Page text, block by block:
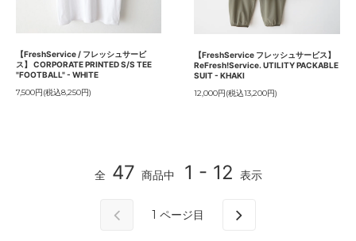
【FreshService / フレッシュサービ
ス】 CORPORATE PRINTED S/S TEE
"FOOTBALL" - WHITE
7,500円(税込8,250円)
【FreshService フレッシュサービス】
ReFresh!Service. UTILITY PACKABLE
SUIT - KHAKI
12,000円(税込13,200円)
全 47 商品中 1 - 12 表示
1 ページ目